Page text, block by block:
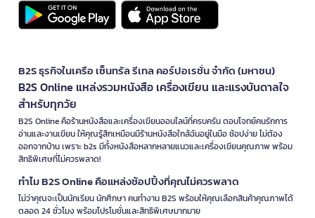
B2S ธุรกิจในเครือ เซ็นทรัล รีเทล คอร์ปอเรชั่น จำกัด (มหาชน)
B2S Online แหล่งรวมหนังสือ เครื่องเขียน และแรงบันดาลใจ
สำหรับทุกวัย
B2S Online คือร้านหนังสือและเครื่องเขียนออนไลน์ที่ครบครัน ตอบโจทย์คนรักการ
อ่านและงานเขียน ให้คุณรู้สึกเหมือนมีร้านหนังสือใกล้ฉันอยู่ในมือ ช้อปง่าย ไม่ต้อง
ออกจากบ้าน เพราะ b2s มีทั้งหนังสือหลากหลายแนวและเครื่องเขียนคุณภาพ พร้อม
สิทธิพิเศษที่ไม่ควรพลาด!
ทำไม B2S Online คือแหล่งช้อปปิ้งที่คุณไม่ควรพลาด
ไม่ว่าคุณจะเป็นนักเรียน นักศึกษา คนทำงาน B2S พร้อมให้คุณเลือกสินค้าคุณภาพได้
ตลอด 24 ชั่วโมง พร้อมโปรโมชั่นและสิทธิพิเศษมากมาย